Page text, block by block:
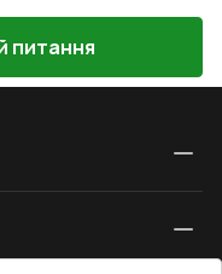
питання